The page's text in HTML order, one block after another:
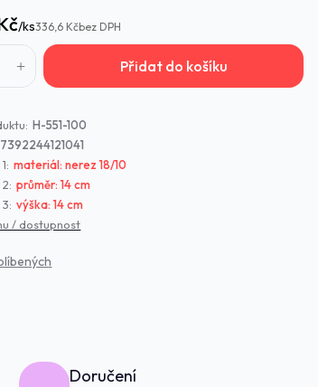
/ks336,6 Kčbez DPH
Přidat do košíku
H-551-100
7392244121041
materiál: nerez 18/10
průměr: 14 cm
výška: 14 cm
/ dostupnost
Doručení